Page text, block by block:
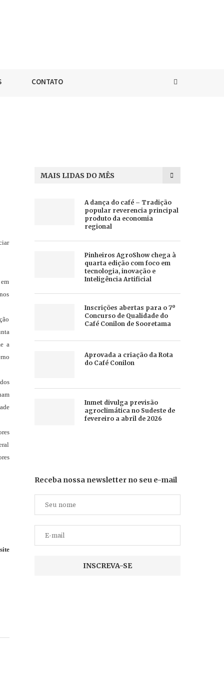
CONTATO
a
MAIS LIDAS DO MÊS
A dança do café – Tradição
popular reverencia principal
produto da economia
regional
Pinheiros AgroShow chega à
quarta edição com foco em
tecnologia, inovação e
Inteligência Artificial
Inscrições abertas para o 7º
Concurso de Qualidade do
Café Conilon de Sooretama
Aprovada a criação da Rota
do Café Conilon
Inmet divulga previsão
agroclimática no Sudeste de
fevereiro a abril de 2026
Receba nossa newsletter no seu e-mail